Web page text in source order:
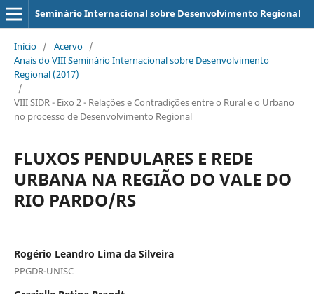
Seminário Internacional sobre Desenvolvimento Regional
Início / Acervo /
Anais do VIII Seminário Internacional sobre Desenvolvimento
Regional (2017)
/
VIII SIDR - Eixo 2 - Relações e Contradições entre o Rural e o Urbano
no processo de Desenvolvimento Regional
FLUXOS PENDULARES E REDE
URBANA NA REGIÃO DO VALE DO
RIO PARDO/RS
Rogério Leandro Lima da Silveira
PPGDR-UNISC